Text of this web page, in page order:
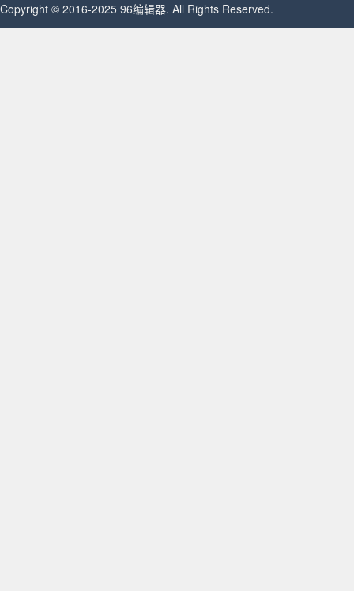
Copyright © 2016-2025 96编辑器. All Rights Reserved.